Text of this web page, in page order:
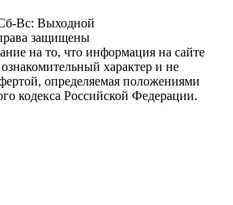
Вс: Выходной
защищены
на то, что информация на сайте
характер и не
определяемая положениями
кодекса Российской Федерации.